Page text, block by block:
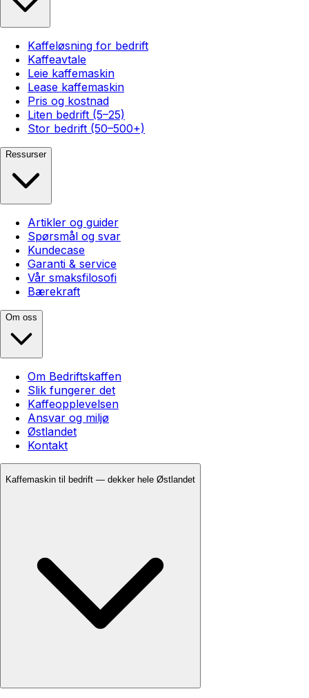
Kaffeløsning for bedrift
Kaffeavtale
Leie kaffemaskin
Lease kaffemaskin
Pris og kostnad
Liten bedrift (5–25)
Stor bedrift (50–500+)
Ressurser
Artikler og guider
Spørsmål og svar
Kundecase
Garanti & service
Vår smaksfilosofi
Bærekraft
Om oss
Om Bedriftskaffen
Slik fungerer det
Kaffeopplevelsen
Ansvar og miljø
Østlandet
Kontakt
Kaffemaskin til bedrift — dekker hele Østlandet